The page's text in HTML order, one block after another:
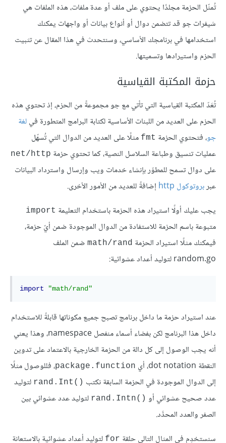
تُمثّل الحزمة مجلدًا يحتوي على ملف أو عدة ملفات، هذه الملفات هي
شيفرات جو قد تتضمن دوال أو أنواع بيانات أو واجهات يمكنك
استخدامها في برنامجك الأساسي، وسنتحدث في هذا المقال عن تثبيت
الحزم واستيرادها وتسميتها.
حزمة المكتبة القياسية
تُعَدّ المكتبة القياسية التي تأتي مع جو مجموعةً من الحزم، إذ تحتوي هذه
الحزم على العديد من اللبنات الأساسية لكتابة البرامج المتطورة فيلغة
جو، فتحتوي الحزمة fmt مثلًا على العديد من الدوال التي تُسهّل
عمليات تنسيق وطباعة السلاسل النصية، كما تحتوي حزمة net/http
على دوال تسمح للمطوّر بإنشاء خدمات ويب وإرسال واسترداد البيانات
عبربروتوكول http
إضافةً للعديد من الأمور الأخرى.
يجب عليك أولًا استيراد هذه الحزمة باستخدام التعليمة import
متبوعة باسم الحزمة للاستفادة من الدوال الموجودة ضمن أيّ حزمة،
فيمكنك مثلًا استيراد الحزمة math/rand ضمن الملف
random.go لتوليد أعداد عشوائية:
import "math/rand"
عند استيراد حزمة ما داخل برنامج تصبح جميع مكوناتها قابلةً للاستخدام
داخل هذا البرنامج لكن بفضاء أسماء منفصل namespace، وهذا يعني
أنه يجب الوصول إلى كل دالة من الحزمة الخارجية بالاعتماد على تدوين
النقطة dot notation، أي
package.function، فللوصول مثلًا
إلى الدوال الموجودة في الحزمة السابقة نكتب ()rand.Int
لتوليد
عدد صحيح عشوائي أو ()rand.Intn
لتوليد عدد عشوائي بين
الصفر والعدد المحدَّد.
سنستخدِم في المثال التالي حلقة for لتوليد أعداد عشوائية بالاستعانة